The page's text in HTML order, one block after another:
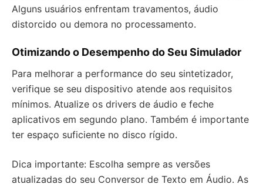
Alguns usuários enfrentam travamentos, áudio
distorcido ou demora no processamento.
Otimizando o Desempenho do Seu Simulador
Para melhorar a performance do seu sintetizador,
verifique se seu dispositivo atende aos requisitos
mínimos. Atualize os drivers de áudio e feche
aplicativos em segundo plano. Também é importante
ter espaço suficiente no disco rígido.
Dica importante: Escolha sempre as versões
atualizadas do seu Conversor de Texto em Áudio. As